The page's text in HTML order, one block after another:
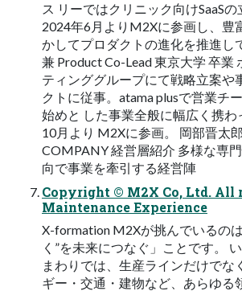
ス リーではクリニック向けSaaSの
2024年6月よりM2Xに参画し、豊
かしてプロダクトの進化を推進し
兼 Product Co-Lead 東京大学 卒業
ティンググループにて戦略立案や
クトに従事。atama plusで営業チ
始めと した事業全般に幅広く携
10月より M2Xに参画。 岡部晋太
COMPANY 経営層紹介 多様な専
向で事業を牽引する経営陣
Copyright © M2X Co, Ltd. All
Maintenance Experience
X-formation M2Xが挑んでいるの
く”を未来につなぐ」ことです。
まわりでは、生産ラインだけでな
ギー・交通・建物など、あらゆる